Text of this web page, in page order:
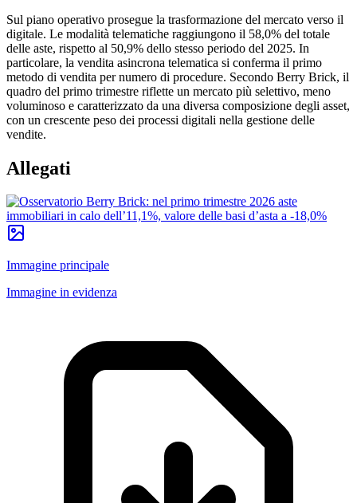
Sul piano operativo prosegue la trasformazione del mercato verso il
digitale. Le modalità telematiche raggiungono il 58,0% del totale
delle aste, rispetto al 50,9% dello stesso periodo del 2025. In
particolare, la vendita asincrona telematica si conferma il primo
metodo di vendita per numero di procedure. Secondo Berry Brick, il
quadro del primo trimestre riflette un mercato più selettivo, meno
voluminoso e caratterizzato da una diversa composizione degli asset,
con un crescente peso dei processi digitali nella gestione delle
vendite.
Allegati
Immagine principale
Immagine in evidenza